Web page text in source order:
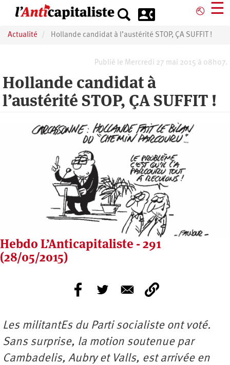
principal
⎋ ☰
Actualité Hollande candidat à l’austérité STOP, ÇA SUFFIT !
Publié le Mercredi 27 mai 2015 à 08h07.
Hollande candidat à
l’austérité STOP, ÇA SUFFIT !
Hebdo L’Anticapitaliste - 291
(28/05/2015)
Les militantEs du Parti socialiste ont voté.
Sans surprise, la motion soutenue par
Cambadelis, Aubry et Valls, est arrivée en